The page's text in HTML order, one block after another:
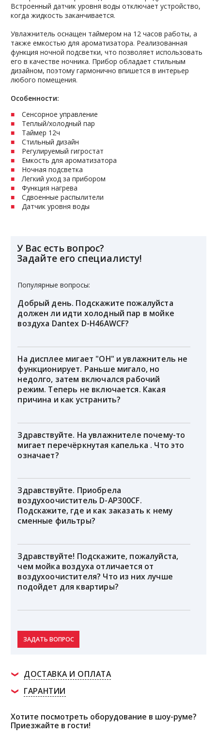
Встроенный датчик уровня воды отключает устройство,
когда жидкость заканчивается.
Увлажнитель оснащен таймером на 12 часов работы, а
также емкостью для ароматизатора. Реализованная
функция ночной подсветки, что позволяет использовать
его в качестве ночника. Прибор обладает стильным
дизайном, поэтому гармонично впишется в интерьер
любого помещения.
Особенности:
Сенсорное управление
Теплый/холодный пар
Таймер 12ч
Стильный дизайн
Регулируемый гигростат
Емкость для ароматизатора
Ночная подсветка
Легкий уход за прибором
Функция нагрева
Сдвоенные распылители
Датчик уровня воды
У Вас есть вопрос?
Задайте его специалисту!
Популярные вопросы:
Добрый день. Подскажите пожалуйста
должен ли идти холодный пар в мойке
воздуха Dantex D-H46AWCF?
На дисплее мигает "OH" и увлажнитель не
функционирует. Раньше мигало, но
недолго, затем включался рабочий
режим. Теперь не включается. Какая
причина и как устранить?
Здравствуйте. На увлажнителе почему-то
мигает перечёркнутая капелька . Что это
означает?
Здравствуйте. Приобрела
воздухоочиститель D-AP300CF.
Подскажите, где и как заказать к нему
сменные фильтры?
Здравствуйте! Подскажите, пожалуйста,
чем мойка воздуха отличается от
воздухоочистителя? Что из них лучше
подойдет для квартиры?
ЗАДАТЬ ВОПРОС
ДОСТАВКА И ОПЛАТА
ГАРАНТИИ
Хотите посмотреть оборудование в шоу-руме?
Приезжайте в гости!